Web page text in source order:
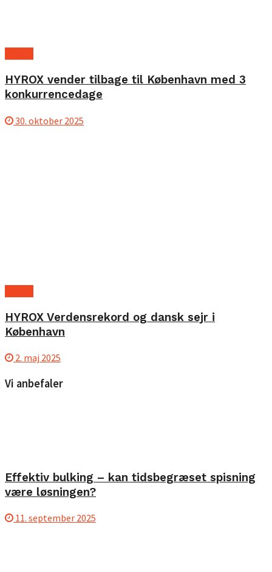
HYROX vender tilbage til København med 3
konkurrencedage
30. oktober 2025
HYROX Verdensrekord og dansk sejr i
København
2. maj 2025
Vi anbefaler
Effektiv bulking – kan tidsbegræset spisning
være løsningen?
11. september 2025